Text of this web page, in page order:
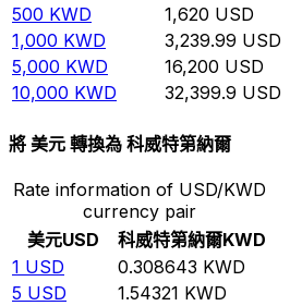
500 KWD 1,620 USD
1,000 KWD 3,239.99 USD
5,000 KWD 16,200 USD
10,000 KWD 32,399.9 USD
將 美元 轉換為 科威特第納爾
Rate information of USD/KWD
currency pair
美元USD 科威特第納爾KWD
1 USD 0.308643 KWD
5 USD 1.54321 KWD